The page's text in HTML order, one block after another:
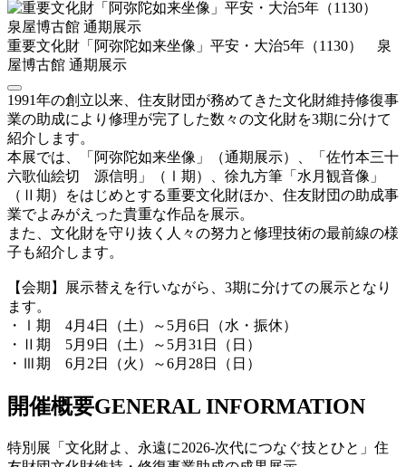
重要文化財「阿弥陀如来坐像」平安・大治5年（1130） 泉
屋博古館 通期展示
1991年の創立以来、住友財団が務めてきた文化財維持修復事
業の助成により修理が完了した数々の文化財を3期に分けて
紹介します。
本展では、「阿弥陀如来坐像」（通期展示）、「佐竹本三十
六歌仙絵切 源信明」（Ⅰ期）、徐九方筆「水月観音像」
（Ⅱ期）をはじめとする重要文化財ほか、住友財団の助成事
業でよみがえった貴重な作品を展示。
また、文化財を守り抜く人々の努力と修理技術の最前線の様
子も紹介します。
【会期】展示替えを行いながら、3期に分けての展示となり
ます。
・Ⅰ期 4月4日（土）～5月6日（水・振休）
・Ⅱ期 5月9日（土）～5月31日（日）
・Ⅲ期 6月2日（火）～6月28日（日）
開催概要GENERAL INFORMATION
特別展「文化財よ、永遠に2026-次代につなぐ技とひと」住